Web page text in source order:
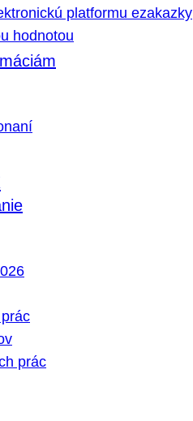
platformu ezakazky
hodnotou
prác